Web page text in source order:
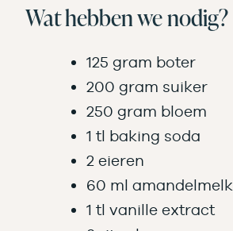
Wat hebben we nodig?
125 gram boter
200 gram suiker
250 gram bloem
1 tl baking soda
2 eieren
60 ml amandelmelk
1 tl vanille extract